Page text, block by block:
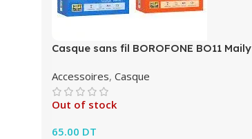
Casque sans fil BOROFONE BO11 Maily
Accessoires, Casque
Out of stock
65.00 DT